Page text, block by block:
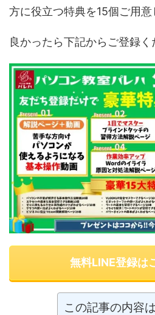
方に役立つ特典を15個ご用意
良かったら下記からご登録く
無料LINE登録は
この記事の内容